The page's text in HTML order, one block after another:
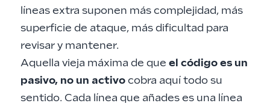
líneas extra suponen más complejidad, más
superficie de ataque, más dificultad para
revisar y mantener.
Aquella vieja máxima de que el código es un
pasivo, no un activocobra aquí todo su
sentido. Cada línea que añades es una línea